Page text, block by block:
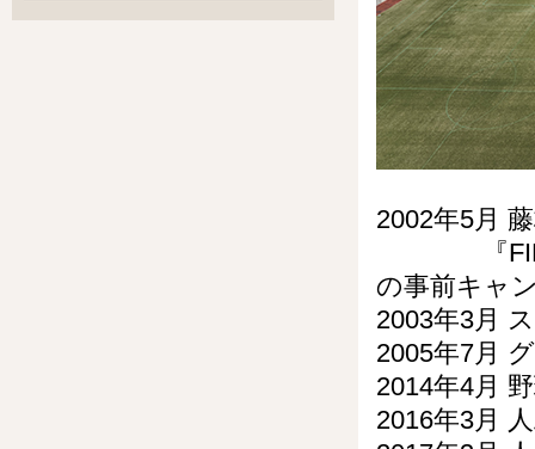
2002年5月
『FIFAワ
の事前キャ
2003年3月
2005年7月
2014年4月
2016年3月